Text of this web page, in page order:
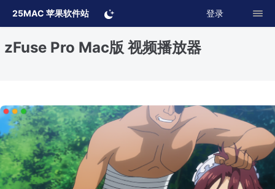
25MAC 苹果软件站 登录
zFuse Pro Mac版 视频播放器